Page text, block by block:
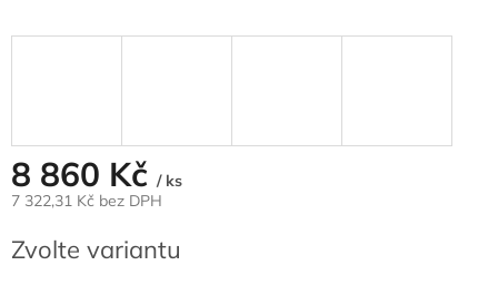
8 860 Kč / ks
7 322,31 Kč bez DPH
cena:
Zvolte variantu